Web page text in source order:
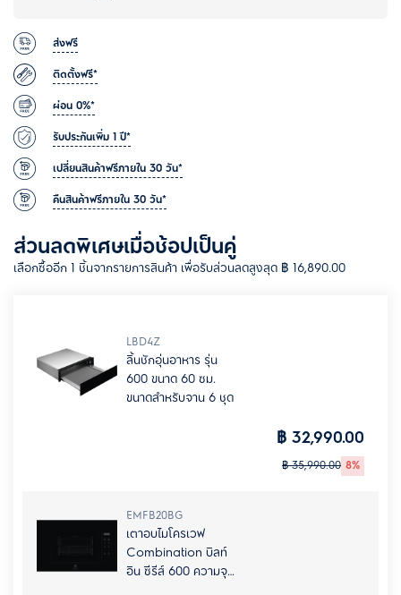
ส่งฟรี
ติดตั้งฟรี*
ผ่อน 0%*
รับประกันเพิ่ม 1 ปี*
เปลี่ยนสินค้าฟรีภายใน 30 วัน*
คืนสินค้าฟรีภายใน 30 วัน*
ส่วนลดพิเศษเมื่อช้อปเป็นคู่
เลือกซื้ออีก 1 ชิ้นจากรายการสินค้า เพื่อรับส่วนลดสูงสุด ฿ 16,890.00
LBD4Z
ลิ้นชักอุ่นอาหาร รุ่น
600 ขนาด 60 ซม.
ขนาดสำหรับจาน 6 ชุด
฿ 32,990.00
฿ 35,990.00 8%
EMFB20BG
เตาอบไมโครเวฟ
Combination บิลท์
อิน ซีรีส์ 600 ความจุ